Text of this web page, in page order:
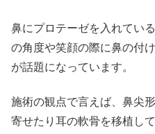
鼻にプロテーゼを入れてい
の角度や笑顔の際に鼻の付
が話題になっています。
施術の観点で言えば、鼻尖
寄せたり耳の軟骨を移植し